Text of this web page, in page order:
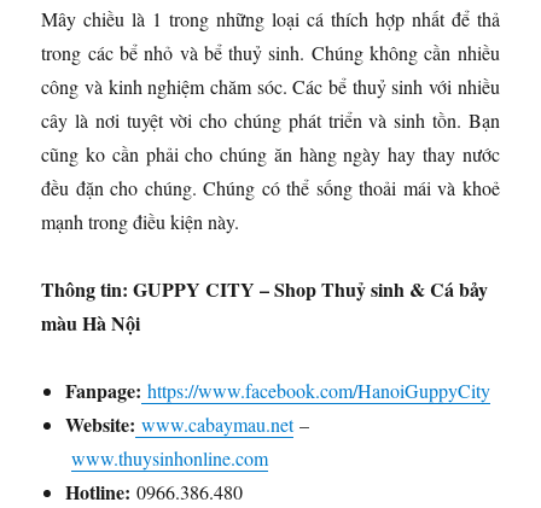
Mây chiều là 1 trong những loại cá thích hợp nhất để thả
trong các bể nhỏ và bể thuỷ sinh. Chúng không cần nhiều
công và kinh nghiệm chăm sóc. Các bể thuỷ sinh với nhiều
cây là nơi tuyệt vời cho chúng phát triển và sinh tồn. Bạn
cũng ko cần phải cho chúng ăn hàng ngày hay thay nước
đều đặn cho chúng. Chúng có thể sống thoải mái và khoẻ
mạnh trong điều kiện này.
Thông tin: GUPPY CITY – Shop Thuỷ sinh & Cá bảy
màu Hà Nội
Fanpage: https://www.facebook.com/HanoiGuppyCity
Website: www.cabaymau.net–
www.thuysinhonline.com
Hotline:0966.386.480